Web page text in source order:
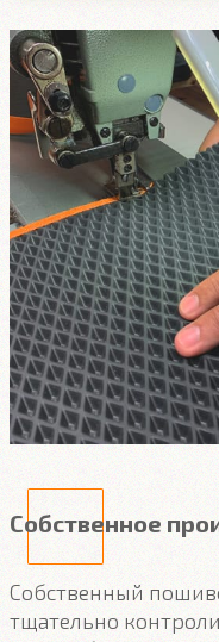
Собственное
Собственный
тщательно